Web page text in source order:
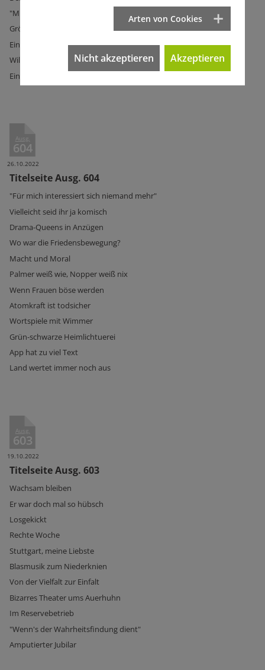
"Mit Dreck geworfen"
Gröner macht Druck
Einspruch!
Willi kam nur bis Riga
Ein Anruf änderte alles
Ausg.
604
26.10.2022
Titelseite Ausg. 604
"Für mich interessiert sich niemand mehr"
Vielleicht seid ihr ja komisch
Drama-Queens in Anzügen
Wo war die Friedensbewegung?
Macht und Moral
Palmer weiß wie, Nopper weiß nix
Wenn Frauen böse werden
Atomkraft ist todsicher
Wortspiele mit Wimmer
Grün-schwarze Heimlichtuerei
App hat zu viel Text
Land wertet immer noch aus
Ausg.
603
19.10.2022
Titelseite Ausg. 603
Wachsam bleiben
Er war doch mal so hübsch
Losgekickt
Rechte Woche
Stuttgart, meine Liebste
Blasmusik zum Niederknien
Von der Vielfalt zur Einfalt
Bizarres Theater ums Auerhuhn
Im Reservebetrieb
"Wenn's der Wahrheitsfindung dient"
Amputierter Jubilar
Arten von Cookies
Nicht akzeptieren Akzeptieren